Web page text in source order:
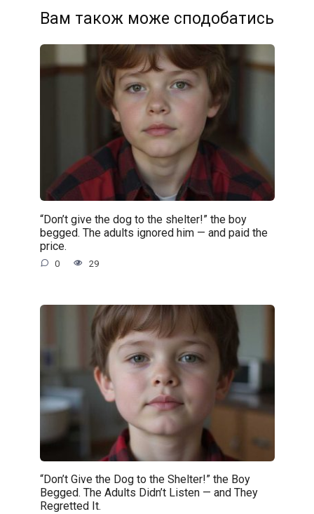
Вам також може сподобатись
“Don’t give the dog to the shelter!” the boy
begged. The adults ignored him — and paid the
price.
0 29
“Don’t Give the Dog to the Shelter!” the Boy
Begged. The Adults Didn’t Listen — and They
Regretted It.